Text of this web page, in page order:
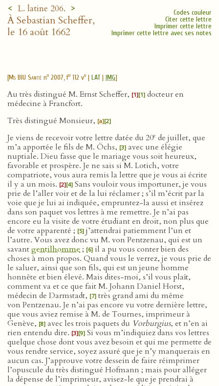
< L. latine 206. >
À Sebastian Scheffer,
le 16 août 1662
Codes couleur
Citer cette lettre
Imprimer cette lettre
Imprimer cette lettre avec ses notes
[Ms BIU Santé no 2007, fo 112 vo | LAT| IMG]
Au très distingué M. Ernst Scheffer, [1][1] docteur en
médecine à Francfort.
Très distingué Monsieur, [a][2]
Je viens de recevoir votre lettre datée du 20e de juillet, que
m’a apportée le fils de M. Öchs, [3] avec une élégie
nuptiale. Dieu fasse que le mariage vous soit heureux,
favorable et prospère. Je ne sais si M. Lotich, votre
compatriote, vous aura remis la lettre que je vous ai écrite
il y a un mois. [2][4] Sans vouloir vous importuner, je vous
prie de l’aller voir et de la lui réclamer ; s’il m’écrit par la
voie que je lui ai indiquée, empruntez-la aussi et insérez
dans son paquet vos lettres à me remettre. Je n’ai pas
encore eu la visite de votre étudiant en droit, non plus que
de votre apparenté ; [5] j’attendrai patiemment l’un et
l’autre. Vous avez donc vu M. von Pentzenau, qui est un
savantgentilhomme; [6] il a pu vous conter bien des
choses à mon propos. Quand vous le verrez, je vous prie de
le saluer, ainsi que son fils, qui est un jeune homme
honnête et bien élevé. Mais dites-moi, s’il vous plaît,
comment va et ce que fait M. Johann Daniel Horst,
médecin de Darmstadt, [7] très grand ami du même
von Pentzenau. Je n’ai pas encore vu votre dernière lettre,
que vous aviez remise à M. de Tournes, imprimeur à
Genève, [8] avec les trois paquets du Vorburgius, et n’en ai
rien entendu dire. [3][9] Si vous m’indiquiez dans vos lettres
quelque chose dont vous avez besoin et qui me permette de
vous rendre service, soyez assuré que je n’y manquerais en
aucun cas. J’approuve votre dessein de faire réimprimer
l’opuscule du très distingué Hofmann ; mais pour alléger
la dépense de l’imprimeur, avisez-le que je prendrai à